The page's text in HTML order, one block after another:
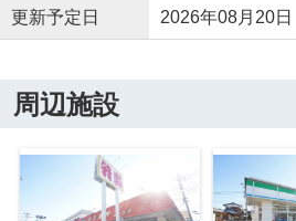
更新予定日 2026年08月20日
周辺施設